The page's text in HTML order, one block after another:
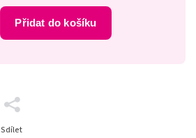
Přidat do košíku
Sdílet